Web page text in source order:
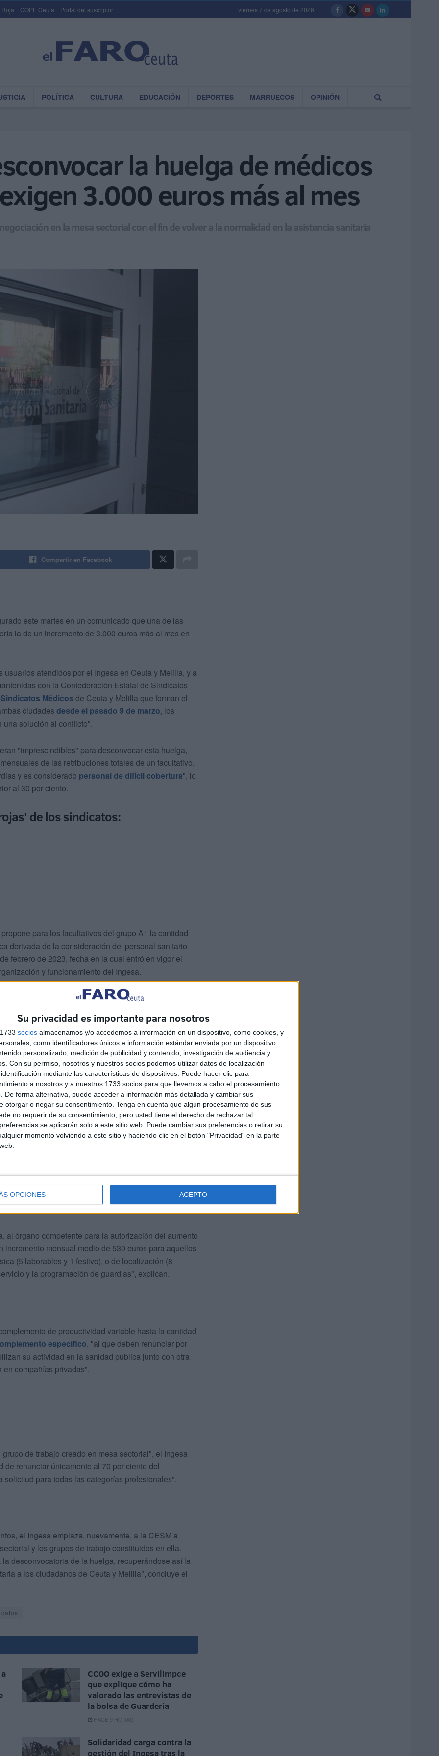
Su privacidad es importante para nosotros
socios almacenamos y/o accedemos a información en un dispositivo, como cookies, y
como identificadores únicos e información estándar enviada por un dispositivo
personalizado, medición de publicidad y contenido, investigación de audiencia y
Con su permiso, nosotros y nuestros socios podemos utilizar datos de localización
mediante las características de dispositivos. Puede hacer clic para
a nosotros y a nuestros 1733 socios para que llevemos a cabo el procesamiento
De forma alternativa, puede acceder a información más detallada y cambiar sus
otorgar o negar su consentimiento. Tenga en cuenta que algún procesamiento de sus
no requerir de su consentimiento, pero usted tiene el derecho de rechazar tal
se aplicarán solo a este sitio web. Puede cambiar sus preferencias o retirar su
momento volviendo a este sitio y haciendo clic en el botón "Privacidad" en la parte
OPCIONES ACEPTO
Roja COPE Ceuta Portal del suscriptor viernes 7 de agosto de 2026
POLÍTICA CULTURA EDUCACIÓN DEPORTES MARRUECOS OPINIÓN
la huelga de médicos
3.000 euros más al mes
en la mesa sectorial con el fin de volver a la normalidad en la asistencia sanitaria
Compartir en Facebook
este martes en un comunicado que una de las
la de un incremento de 3.000 euros más al mes en
atendidos por el Ingesa en Ceuta y Melilla, y a
con la Confederación Estatal de Sindicatos
Sindicatos Médicos de Ceuta y Melilla que forman el
ciudades desde el pasado 9 de marzo, los
una solución al conflicto".
"imprescindibles" para desconvocar esta huelga,
de las retribuciones totales de un facultativo,
y es considerado personal de difícil cobertura", lo
al 30 por ciento.
de los sindicatos:
para los facultativos del grupo A1 la cantidad
derivada de la consideración del personal sanitario
febrero de 2023, fecha en la cual entró en vigor el
y funcionamiento del Ingesa.
con todos los sindicatos representados en la
el día 23 de mayo, "considerando todas las
grupos A1, A2, C1 y C2".
médicas)
propuso la equiparación de las cuantías de las
concepto en el Sistema Nacional de Salud".
al órgano competente para la autorización del aumento
mensual medio de 530 euros para aquellos
(5 laborables y 1 festivo), o de localización (8
y la programación de guardias", explican.
de productividad variable hasta la cantidad
específico, "al que deben renunciar por
su actividad en la sanidad pública junto con otra
compañías privadas".
de trabajo creado en mesa sectorial", el Ingesa
renunciar únicamente al 70 por ciento del
para todas las categorías profesionales".
el Ingesa emplaza, nuevamente, a la CESM a
y los grupos de trabajo constituidos en ella.
desconvocatoria de la huelga, recuperándose así la
a los ciudadanos de Ceuta y Melilla", concluye el
CCOO exige a Servilimpce
que explique cómo ha
valorado las entrevistas de
la bolsa de Guardería
HACE 9 HORAS
Solidaridad carga contra la
gestión del Ingesa tras la